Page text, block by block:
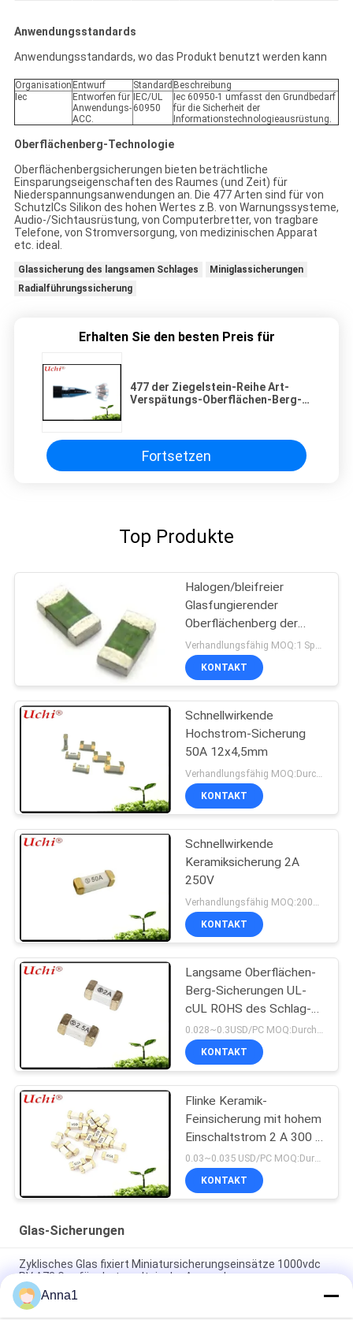
Anwendungsstandards
Anwendungsstandards, wo das Produkt benutzt werden kann
Organisation Entwurf Standard Beschreibung
Iec
Entworfen für
Anwendungs-
ACC.
IEC/UL
60950
Iec 60950-1 umfasst den Grundbedarf
für die Sicherheit der
Informationstechnologieausrüstung.
Oberflächenberg-Technologie
Oberflächenbergsicherungen bieten beträchtliche
Einsparungseigenschaften des Raumes (und Zeit) für
Niederspannungsanwendungen an. Die 477 Arten sind für von
SchutzICs Silikon des hohen Wertes z.B. von Warnungssysteme,
Audio-/Sichtausrüstung, von Computerbretter, von tragbare
Telefone, von Stromversorgung, von medizinischen Apparat
etc. ideal.
Glassicherung des langsamen Schlages
Miniglassicherungen
Radialführungssicherung
Erhalten Sie den besten Preis für
477 der Ziegelstein-Reihe Art-
Verspätungs-Oberflächen-Berg-
Fortsetzen
Top Produkte
Halogen/bleifreier
Glasfungierender
Oberflächenberg der
sicherungs-1206 schnell
fixiert
Verhandlungsfähig MOQ:1 Spule
KONTAKT
Schnellwirkende
Hochstrom-Sicherung
50A 12x4,5mm
KONTAKT
Schnellwirkende
Keramiksicherung 2A
250V
KONTAKT
Langsame Oberflächen-
Berg-Sicherungen UL-
cUL ROHS des Schlag-
SMD 1808 T 2A 125V
REICHWEITE CQC
0.028~0.3USD/PC MOQ:Durchkontaktierung
KONTAKT
Flinke Keramik-
Feinsicherung mit hohem
Einschaltstrom 2 A 300 V
6,1 x 2,5 mm SSF1200
0.03~0.035 USD/PC MOQ:Durchkontaktierung
KONTAKT
Glas-Sicherungen
Zyklisches Glas fixiert Miniatursicherungseinsätze 1000vdc
PV A73 Gpv für photo-voltaische Anwendung
Verlangsamen 476 Reihen SMD1140 Schlag-Oberflächenberg
Anna1